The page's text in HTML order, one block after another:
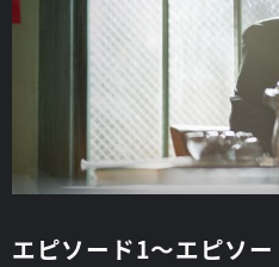
エピソード1～エピソ